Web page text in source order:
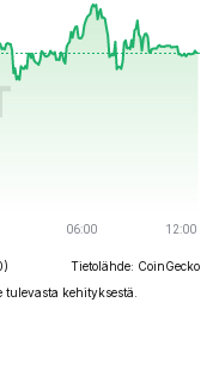
Tietolähde: CoinGecko
kehityksestä.